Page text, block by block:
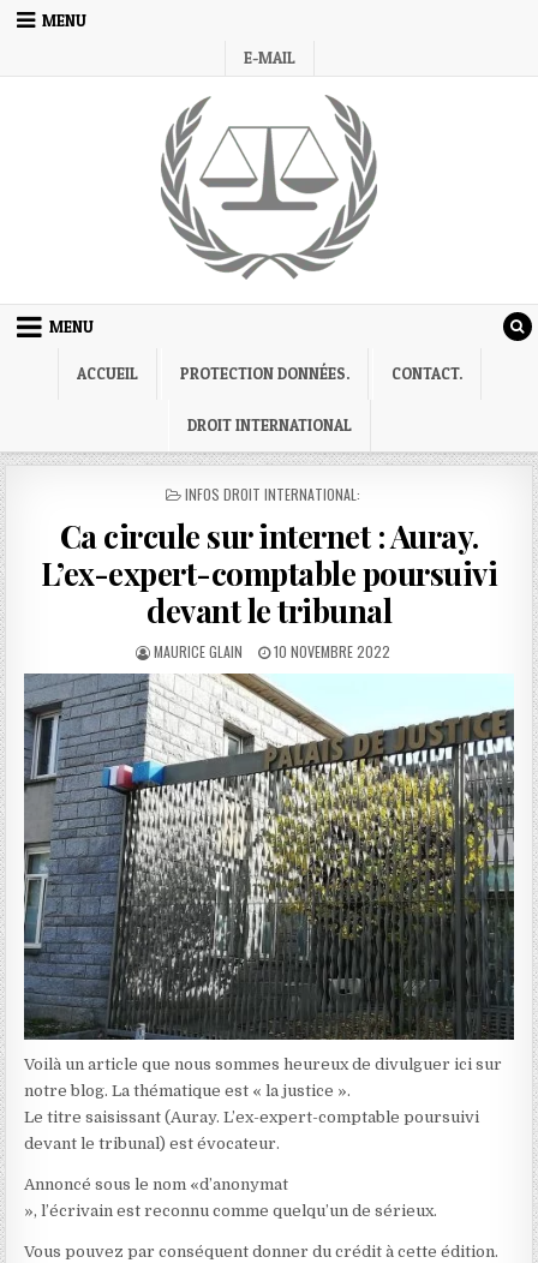
Skip
MENU
E-MAIL
MENU
ACCUEIL PROTECTION DONNÉES. CONTACT.
DROIT INTERNATIONAL
POSTED
INFOS DROIT INTERNATIONAL:
Ca circule sur internet : Auray.
L’ex-expert-comptable poursuivi
devant le tribunal
AUTHOR:
MAURICE GLAIN
PUBLISHED
DATE:
10 NOVEMBRE 2022
Voilà un article que nous sommes heureux de divulguer ici sur
notre blog. La thématique est « la justice ».
Le titre saisissant (Auray. L’ex-expert-comptable poursuivi
devant le tribunal) est évocateur.
Annoncé sous le nom «d’anonymat
», l’écrivain est reconnu comme quelqu’un de sérieux.
Vous pouvez par conséquent donner du crédit à cette édition.